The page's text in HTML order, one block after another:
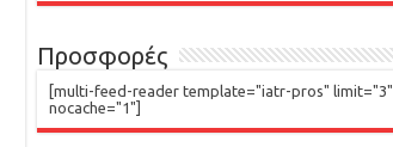
Προσφορές
[multi-feed-reader template="iatr-pros" limit="3"
nocache="1"]